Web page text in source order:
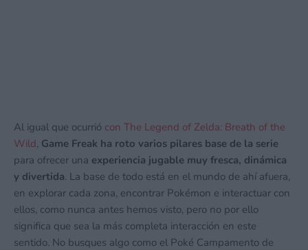
Al igual que ocurrió con The Legend of Zelda: Breath of the
Wild, Game Freak ha roto varios pilares base de la serie
para ofrecer una experiencia jugable muy fresca, dinámica
y divertida. La base de todo está en el mundo de ahí afuera,
en explorar cada zona, encontrar Pokémon e interactuar con
ellos, como nunca antes hemos visto, pero no por ello
significa que sea la más completa interacción en este
sentido. No busques algo como el Poké Campamento de